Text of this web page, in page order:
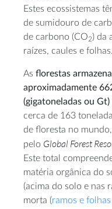
Estes ecossistemas
de sumidouro de
de carbono (CO2) da
raízes, caules e folhas.
As florestas
aproximadamente
(gigatoneladas ou
cerca de 163
de floresta no
pelo Global Forest
Este total
matéria orgânica do
(acima do solo e nas
morta (ramos e